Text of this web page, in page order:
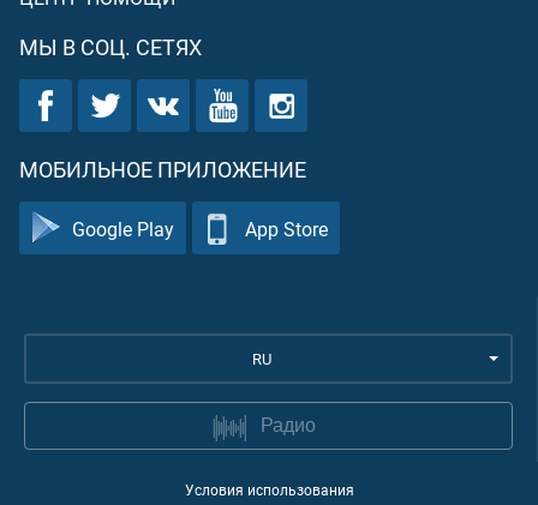
МЫ В СОЦ. СЕТЯХ
МОБИЛЬНОЕ ПРИЛОЖЕНИЕ
Google Play App Store
RU
Радио
Условия использования